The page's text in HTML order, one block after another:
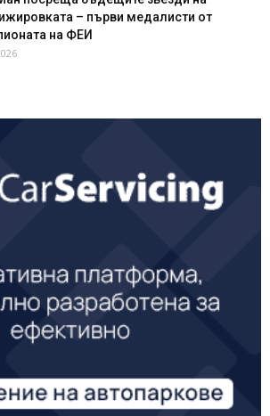
– първи медалисти от
на ФЕИ